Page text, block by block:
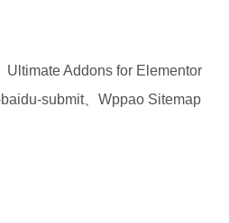
Ultimate Addons for Elementor
submit、Wppao Sitemap